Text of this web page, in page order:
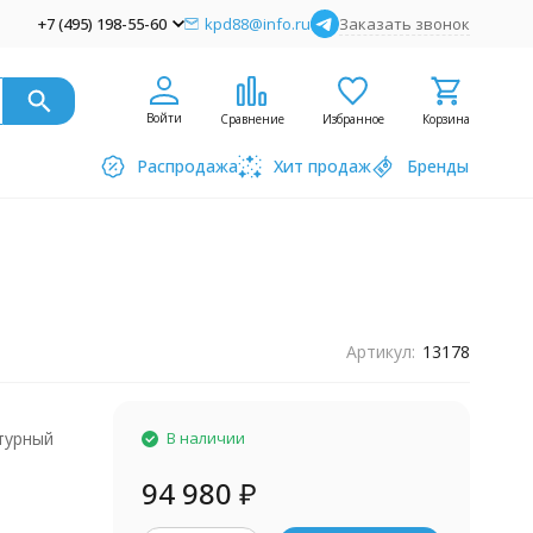
+7 (495) 198-55-60 kpd88@info.ru Заказать звонок
Войти Сравнение Избранное Корзина
Распродажа Хит продаж Бренды
Артикул: 13178
В наличии
94 980 ₽